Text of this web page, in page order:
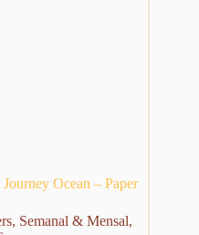
Ocean – Paper
, Semanal & Mensal,